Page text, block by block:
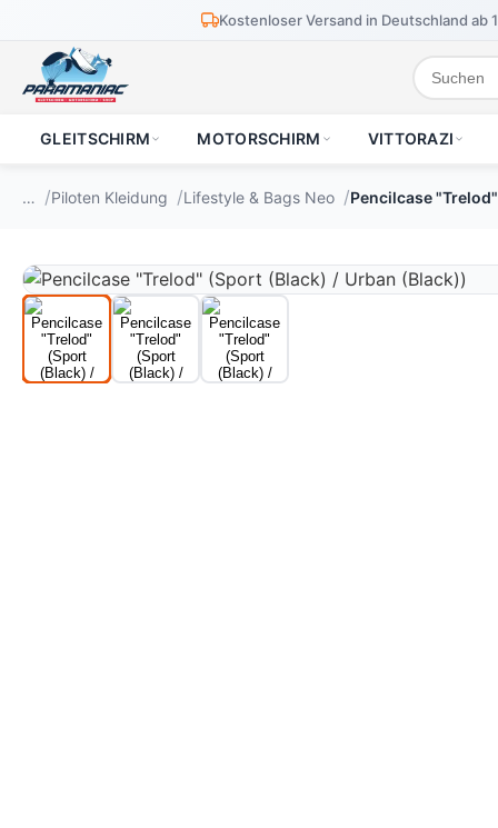
Kostenloser Versand in Deutschland ab
GLEITSCHIRM MOTORSCHIRM VITTORAZI
… Piloten Kleidung Lifestyle & Bags Neo Pencilcase